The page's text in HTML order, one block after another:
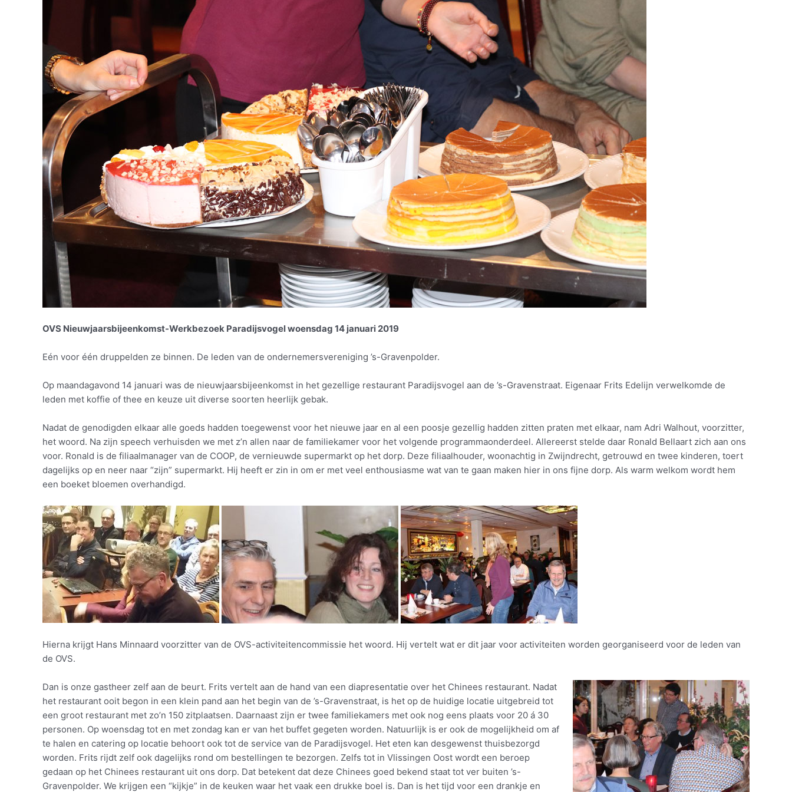
OVS Nieuwjaarsbijeenkomst-Werkbezoek Paradijsvogel woensdag 14 januari 2019
Eén voor één druppelden ze binnen. De leden van de ondernemersvereniging ’s-Gravenpolder.
Op maandagavond 14 januari was de nieuwjaarsbijeenkomst in het gezellige restaurant Paradijsvogel aan de ’s-Gravenstraat. Eigenaar Frits Edelijn verwelkomde de
leden met koffie of thee en keuze uit diverse soorten heerlijk gebak.
Nadat de genodigden elkaar alle goeds hadden toegewenst voor het nieuwe jaar en al een poosje gezellig hadden zitten praten met elkaar, nam Adri Walhout, voorzitter,
het woord. Na zijn speech verhuisden we met z’n allen naar de familiekamer voor het volgende programmaonderdeel. Allereerst stelde daar Ronald Bellaart zich aan ons
voor. Ronald is de filiaalmanager van de COOP, de vernieuwde supermarkt op het dorp. Deze filiaalhouder, woonachtig in Zwijndrecht, getrouwd en twee kinderen, toert
dagelijks op en neer naar “zijn” supermarkt. Hij heeft er zin in om er met veel enthousiasme wat van te gaan maken hier in ons fijne dorp. Als warm welkom wordt hem
een boeket bloemen overhandigd.
Hierna krijgt Hans Minnaard voorzitter van de OVS-activiteitencommissie het woord. Hij vertelt wat er dit jaar voor activiteiten worden georganiseerd voor de leden van
de OVS.
Dan is onze gastheer zelf aan de beurt. Frits vertelt aan de hand van een diapresentatie over het Chinees restaurant. Nadat
het restaurant ooit begon in een klein pand aan het begin van de ’s-Gravenstraat, is het op de huidige locatie uitgebreid tot
een groot restaurant met zo’n 150 zitplaatsen. Daarnaast zijn er twee familiekamers met ook nog eens plaats voor 20 á 30
personen. Op woensdag tot en met zondag kan er van het buffet gegeten worden. Natuurlijk is er ook de mogelijkheid om af
te halen en catering op locatie behoort ook tot de service van de Paradijsvogel. Het eten kan desgewenst thuisbezorgd
worden. Frits rijdt zelf ook dagelijks rond om bestellingen te bezorgen. Zelfs tot in Vlissingen Oost wordt een beroep
gedaan op het Chinees restaurant uit ons dorp. Dat betekent dat deze Chinees goed bekend staat tot ver buiten ’s-
Gravenpolder. We krijgen een “kijkje” in de keuken waar het vaak een drukke boel is. Dan is het tijd voor een drankje en